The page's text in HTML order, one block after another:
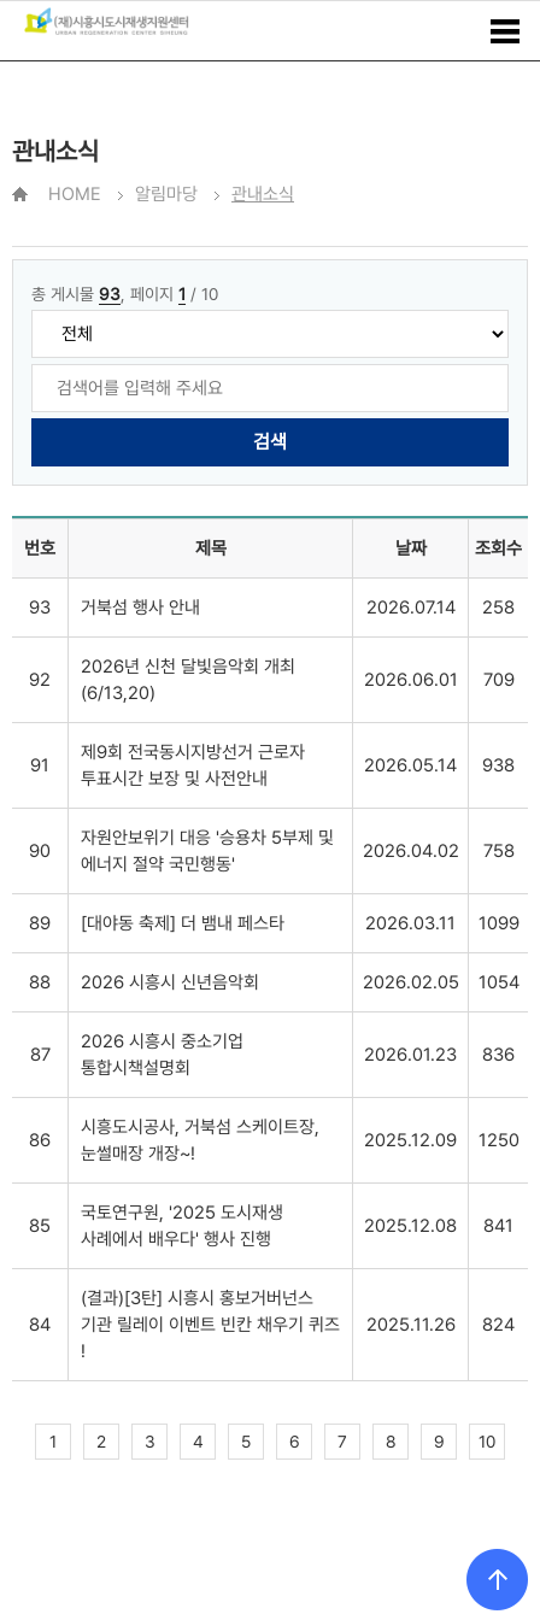
관내소식
HOME 알림마당 관내소식
총 게시물 93 , 페이지 1 / 10
검색
번호 제목 날짜 조회수
93 거북섬 행사 안내 2026.07.14 258
92
2026년 신천 달빛음악회 개최
(6/13,20)
2026.06.01 709
91
제9회 전국동시지방선거 근로자
투표시간 보장 및 사전안내
2026.05.14 938
90
자원안보위기 대응 '승용차 5부제 및
에너지 절약 국민행동'
2026.04.02 758
89 [대야동 축제] 더 뱀내 페스타 2026.03.11 1099
88 2026 시흥시 신년음악회 2026.02.05 1054
87
2026 시흥시 중소기업
통합시책설명회
2026.01.23 836
86
시흥도시공사, 거북섬 스케이트장,
눈썰매장 개장~!
2025.12.09 1250
85
국토연구원, '2025 도시재생
사례에서 배우다' 행사 진행
2025.12.08 841
84
(결과)[3탄] 시흥시 홍보거버넌스
기관 릴레이 이벤트 빈칸 채우기 퀴즈
!
2025.11.26 824
1 2 3 4 5 6 7 8 9 10